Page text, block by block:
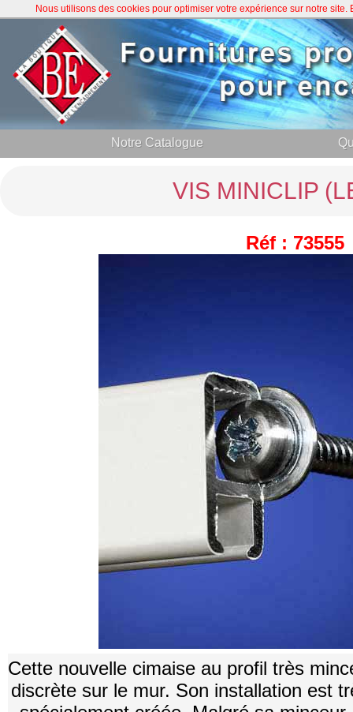
Notre Catalogue
VIS MINICLIP
Réf : 73555
Cette nouvelle cimaise au profil très
discrète sur le mur. Son installation est
Nous utilisons des cookies pour optimiser votre expérience sur notre